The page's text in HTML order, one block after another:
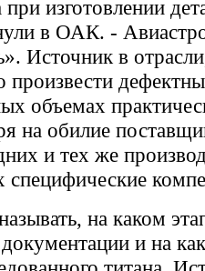
изготовлении
в ОАК. -
Источник в
объемах
на обилие
и тех же
на каком
и на